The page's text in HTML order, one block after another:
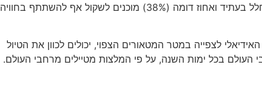
40% מהמטיילים ברחבי העולם נרגשים מהאפשרות לצאת למסע בחלל בעתיד ואחוז דומה (38%) מוכנים לשקול אף להשתתף בחוויה
לצפייה במטר המטאורים הצפוי, יכולים לכוון את הטיול
בכל ימות השנה, על פי המלצות מטיילים מרחבי העולם.